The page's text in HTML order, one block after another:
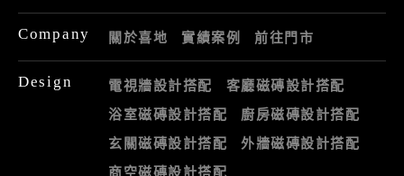
Company 關於喜地 實績案例 前往門市
Design 電視牆設計搭配
客廳磁磚設計搭配
浴室磁磚設計搭配
廚房磁磚設計搭配
玄關磁磚設計搭配
外牆磁磚設計搭配
商空磁磚設計搭配